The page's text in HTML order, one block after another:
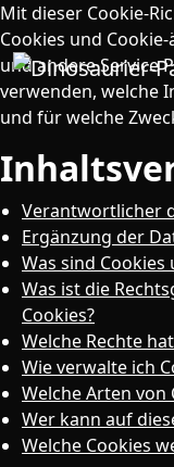
Zum
Inhalt
springen
Mit dieser Cookie-
Cookies und
und andere Service
verwenden, welche
und für welche
Verantwortlicher
Ergänzung der
Was sind
Was ist die
Cookies?
Welche Rechte
Wie verwalte ich
Welche Arten von
Wer kann auf
Welche Cookies